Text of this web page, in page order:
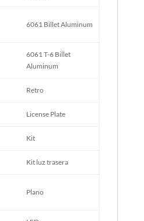
6061 Billet Aluminum
6061 T-6 Billet
Aluminum
Retro
License Plate
Kit
Kit luz trasera
Plano